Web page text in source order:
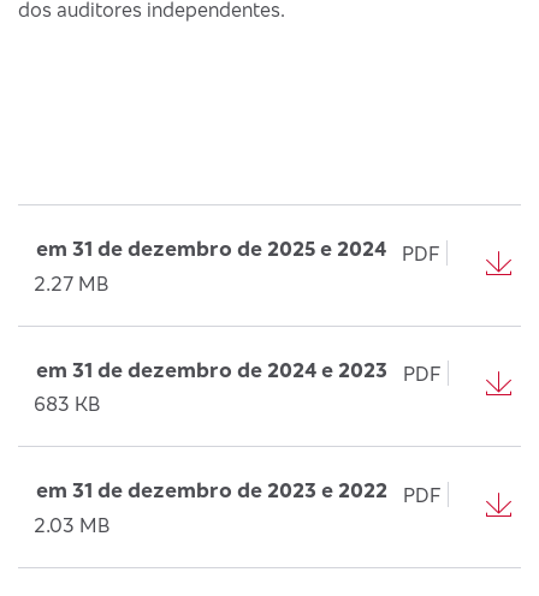
dos auditores independentes.
em 31 de dezembro de 2025 e 2024
PDF
2.27 MB
em 31 de dezembro de 2024 e 2023
PDF
683 KB
em 31 de dezembro de 2023 e 2022
PDF
2.03 MB